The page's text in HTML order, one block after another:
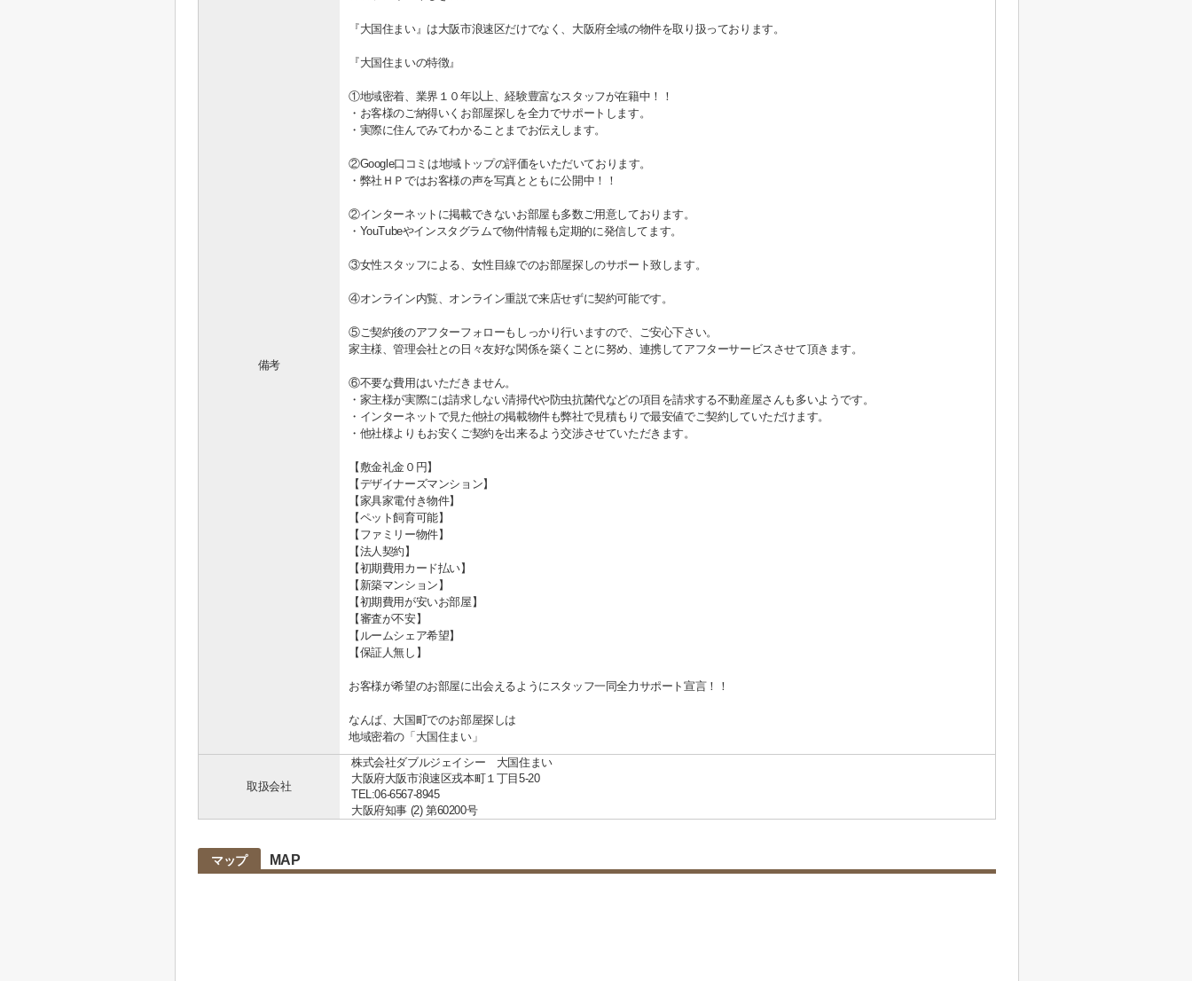
備考
『大国住まい』は大阪市浪速区だけでなく、大阪府全域の物件を取り扱っております。
『大国住まいの特徴』
①地域密着、業界１０年以上、経験豊富なスタッフが在籍中！！
・お客様のご納得いくお部屋探しを全力でサポートします。
・実際に住んでみてわかることまでお伝えします。
②Google口コミは地域トップの評価をいただいております。
・弊社ＨＰではお客様の声を写真とともに公開中！！
②インターネットに掲載できないお部屋も多数ご用意しております。
・YouTubeやインスタグラムで物件情報も定期的に発信してます。
③女性スタッフによる、女性目線でのお部屋探しのサポート致します。
④オンライン内覧、オンライン重説で来店せずに契約可能です。
⑤ご契約後のアフターフォローもしっかり行いますので、ご安心下さい。
家主様、管理会社との日々友好な関係を築くことに努め、連携してアフターサービスさせて頂きます。
⑥不要な費用はいただきません。
・家主様が実際には請求しない清掃代や防虫抗菌代などの項目を請求する不動産屋さんも多いようです。
・インターネットで見た他社の掲載物件も弊社で見積もりで最安値でご契約していただけます。
・他社様よりもお安くご契約を出来るよう交渉させていただきます。
【敷金礼金０円】
【デザイナーズマンション】
【家具家電付き物件】
【ペット飼育可能】
【ファミリー物件】
【法人契約】
【初期費用カード払い】
【新築マンション】
【初期費用が安いお部屋】
【審査が不安】
【ルームシェア希望】
【保証人無し】
お客様が希望のお部屋に出会えるようにスタッフ一同全力サポート宣言！！
なんば、大国町でのお部屋探しは
地域密着の「大国住まい」
取扱会社
株式会社ダブルジェイシー 大国住まい
大阪府大阪市浪速区戎本町１丁目5-20
TEL:06-6567-8945
大阪府知事 (2) 第60200号
マップ MAP